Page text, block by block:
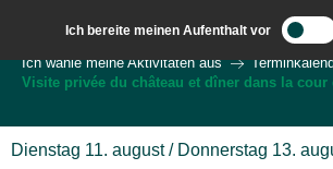
contenu
principal
Ich bereite meinen Aufenthalt vor
Ich wähle meine Aktivitäten aus
Visite privée du château et dîner dans la cour
Dienstag 11. august / Donnerstag 13.